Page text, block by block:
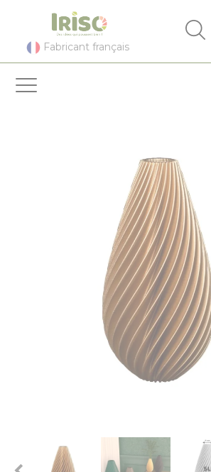
Fabricant français
Panneau de gestion des cookies